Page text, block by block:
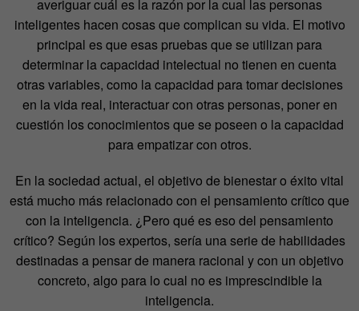
averiguar cuál es la razón por la cual las personas
inteligentes hacen cosas que complican su vida. El motivo
principal es que esas pruebas que se utilizan para
determinar la capacidad intelectual no tienen en cuenta
otras variables, como la capacidad para tomar decisiones
en la vida real, interactuar con otras personas, poner en
cuestión los conocimientos que se poseen o la capacidad
para empatizar con otros.
En la sociedad actual, el objetivo de bienestar o éxito vital
está mucho más relacionado con el pensamiento crítico que
con la inteligencia. ¿Pero qué es eso del pensamiento
crítico? Según los expertos, sería una serie de habilidades
destinadas a pensar de manera racional y con un objetivo
concreto, algo para lo cual no es imprescindible la
inteligencia.